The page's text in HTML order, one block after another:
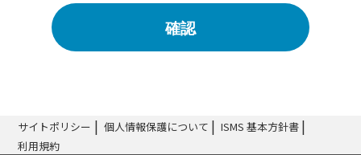
確認
サイトポリシー 個人情報保護について
ISMS 基本方針書
利用規約